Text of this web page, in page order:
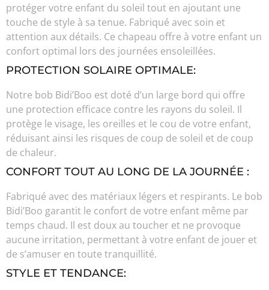
protéger votre enfant du soleil tout en ajoutant une
touche de style à sa tenue. Fabriqué avec soin et
attention aux détails. Ce chapeau offre à votre enfant un
confort optimal lors des journées ensoleillées.
PROTECTION SOLAIRE OPTIMALE:
Notre bob Bidi’Boo est doté d’un large bord qui offre
une protection efficace contre les rayons du soleil. Il
protège le visage, les oreilles et le cou de votre enfant,
réduisant ainsi les risques de coup de soleil et de coup
de chaleur.
CONFORT TOUT AU LONG DE LA JOURNÉE :
Fabriqué avec des matériaux légers et respirants. Le bob
Bidi’Boo garantit le confort de votre enfant même par
temps chaud. Il est doux au toucher et ne provoque
aucune irritation, permettant à votre enfant de jouer et
de s’amuser en toute tranquillité.
STYLE ET TENDANCE: